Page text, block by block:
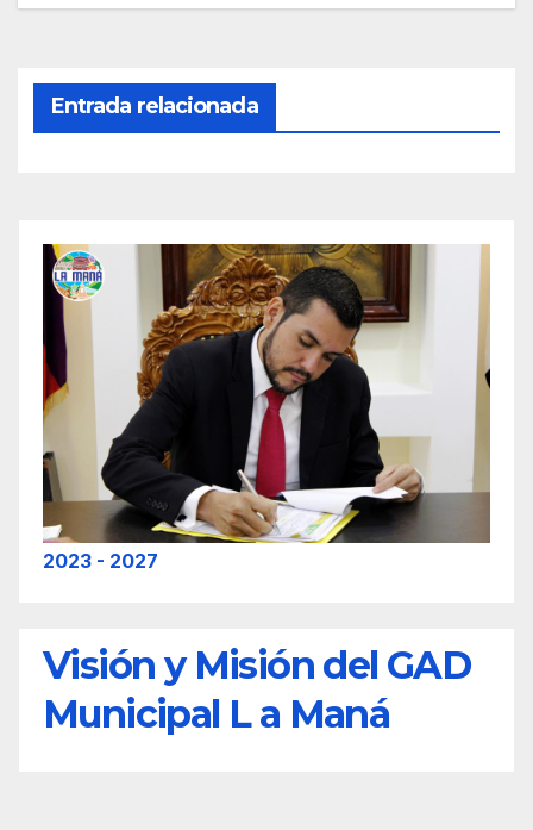
Entrada relacionada
2023 - 2027
Visión y Misión del GAD
Municipal L a Maná